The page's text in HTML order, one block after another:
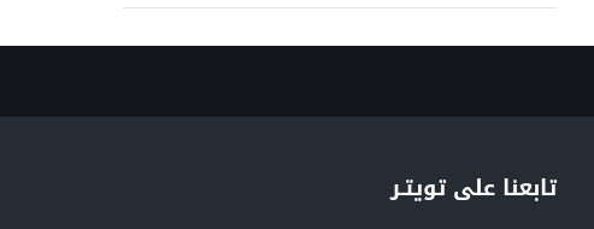
تابعنا على تويتـر